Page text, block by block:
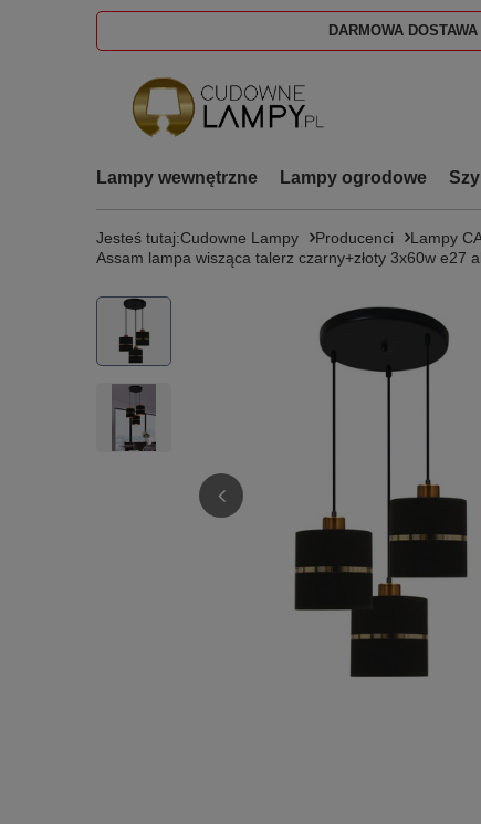
DARMOWA
Lampy wewnętrzne Lampy ogrodowe
Jesteś tutaj:Cudowne Lampy Producenci Lampy
Assam lampa wisząca talerz czarny+złoty 3x60w e27